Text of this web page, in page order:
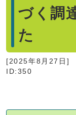
づく調
た
[2025年8月27日 ]
ID:350